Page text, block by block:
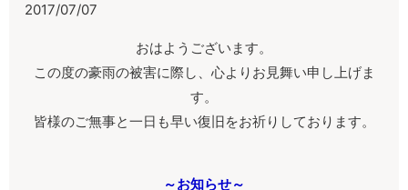
2017/07/07
おはようございます。
この度の豪雨の被害に際し、心よりお見舞い申し上げま
す。
皆様のご無事と一日も早い復旧をお祈りしております。
～お知らせ～